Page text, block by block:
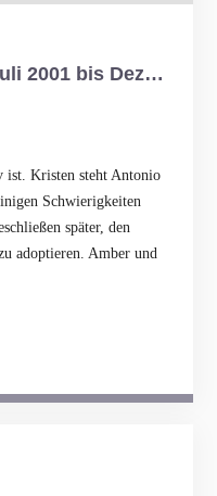
Dezember 2001)
ist. Kristen steht Antonio
Schwierigkeiten
später, den
adoptieren. Amber und